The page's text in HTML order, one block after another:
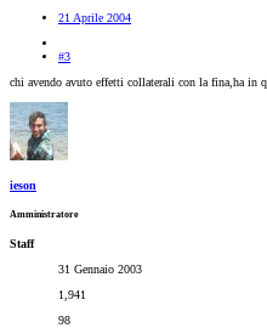
21 Aprile 2004
#3
chi avendo avuto effetti collaterali con la fina,ha in
ieson
Amministratore
Staff
31 Gennaio 2003
1,941
98